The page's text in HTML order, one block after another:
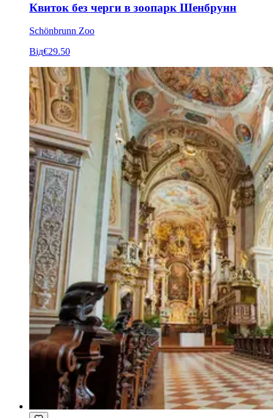
Квиток без черги в зоопарк Шенбрунн
Schönbrunn Zoo
Від€29.50